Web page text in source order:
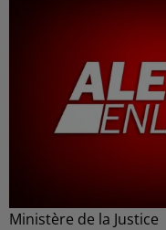
Ministère de la Justice